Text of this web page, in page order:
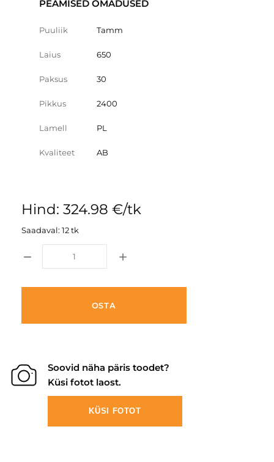
PEAMISED OMADUSED
Puuliik Tamm
Laius 650
Paksus 30
Pikkus 2400
Lamell PL
Kvaliteet AB
Hind: 324.98 €/tk
Saadaval: 12 tk
OSTA
Soovid näha päris toodet?
Küsi fotot laost.
KÜSI FOTOT